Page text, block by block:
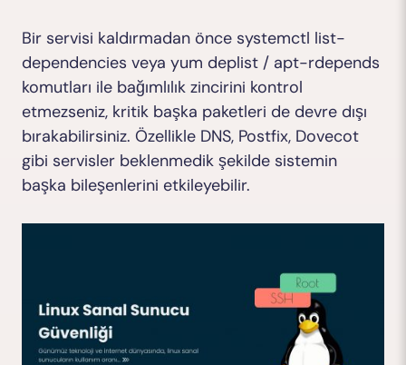
Bir servisi kaldırmadan önce systemctl list-
dependencies veya yum deplist / apt-rdepends
komutları ile bağımlılık zincirini kontrol
etmezseniz, kritik başka paketleri de devre dışı
bırakabilirsiniz. Özellikle DNS, Postfix, Dovecot
gibi servisler beklenmedik şekilde sistemin
başka bileşenlerini etkileyebilir.